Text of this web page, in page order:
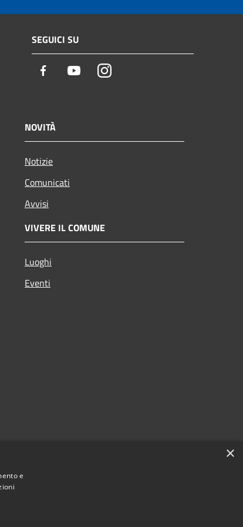
SEGUICI SU
Facebook YoutubeInstagram
NOVITÀ
Notizie
Comunicati
Avvisi
VIVERE IL COMUNE
Luoghi
Eventi
×
e